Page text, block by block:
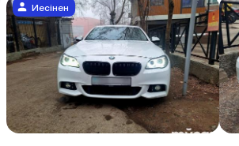
Иесінен